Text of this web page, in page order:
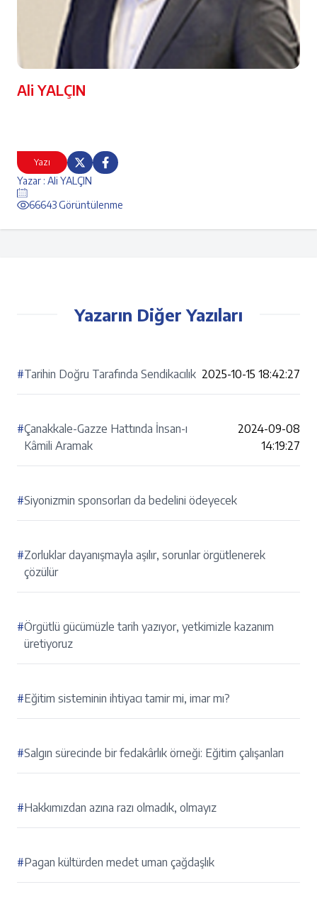
Yazı
Yazar : Ali YALÇIN
66643 Görüntülenme
Ali YALÇIN
Yazarın Diğer Yazıları
#Tarihin Doğru Tarafında Sendikacılık 2025-10-15 18:42:27
#Çanakkale-Gazze Hattında İnsan-ı
Kâmili Aramak
2024-09-08
14:19:27
#Siyonizmin sponsorları da bedelini ödeyecek
#Zorluklar dayanışmayla aşılır, sorunlar örgütlenerek
çözülür
#Örgütlü gücümüzle tarih yazıyor, yetkimizle kazanım
üretiyoruz
#Eğitim sisteminin ihtiyacı tamir mi, imar mı?
#Salgın sürecinde bir fedakârlık örneği: Eğitim çalışanları
#Hakkımızdan azına razı olmadık, olmayız
#Pagan kültürden medet uman çağdaşlık